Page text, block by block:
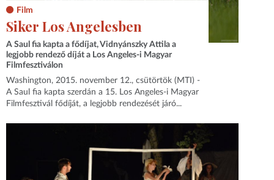
Film
Siker Los Angelesben
A Saul fia kapta a fődíjat, Vidnyánszky Attila a
legjobb rendező díját a Los Angeles-i Magyar
Filmfesztiválon
Washington, 2015. november 12., csütörtök (MTI) -
A Saul fia kapta szerdán a 15. Los Angeles-i Magyar
Filmfesztivál fődíját, a legjobb rendezését járó...